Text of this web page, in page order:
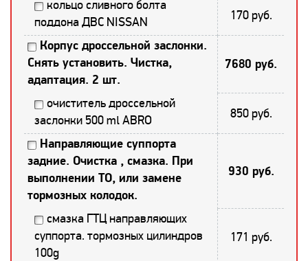
кольцо сливного болта
поддона ДВС NISSAN
170 руб.
Корпус дроссельной заслонки.
Снять установить. Чистка,
адаптация. 2 шт.
7680 руб.
очиститель дроссельной
заслонки 500 ml ABRO
850 руб.
Направляющие суппорта
задние. Очистка , смазка. При
выполнении ТО, или замене
тормозных колодок.
930 руб.
смазка ГТЦ направляющих
суппорта. тормозных цилиндров
100g
171 руб.